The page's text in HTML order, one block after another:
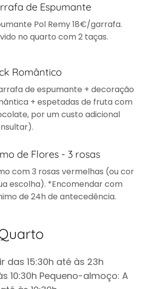
de Espumante
Pol Remy 18€/garrafa.
no quarto com 2 taças.
Romântico
de espumante + decoração
+ espetadas de fruta com
por um custo adicional
de Flores - 3 rosas
com 3 rosas vermelhas (ou cor
escolha). *Encomendar com
de 24h de antecedência.
das 15:30h até às 23h
10:30h Pequeno-almoço: A